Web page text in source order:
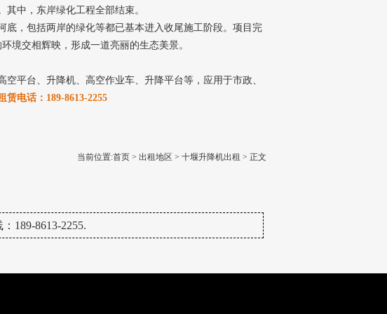
中，东岸绿化工程全部结束。
，包括两岸的绿化等都已基本进入收尾施工阶段。项目完
境交相辉映，形成一道亮丽的生态美景。
平台、升降机、高空作业车、升降平台等，应用于市政、
赁电话：189-8613-2255
当前位置:首页 > 出租地区 > 十堰升降机出租 > 正文
189-8613-2255.